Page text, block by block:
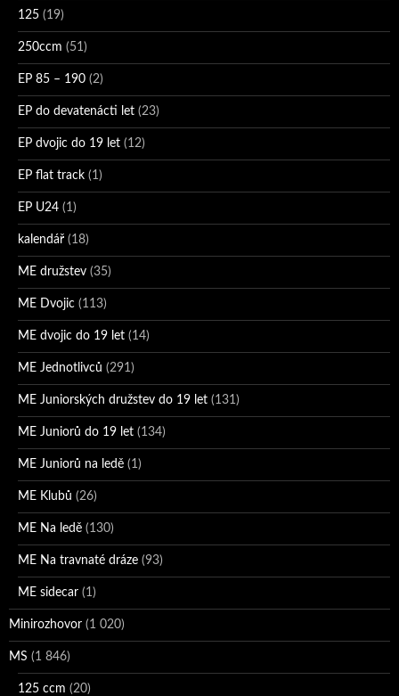
125 (19)
250ccm (51)
EP 85 – 190 (2)
EP do devatenácti let (23)
EP dvojic do 19 let (12)
EP flat track (1)
EP U24 (1)
kalendář (18)
ME družstev (35)
ME Dvojic (113)
ME dvojic do 19 let (14)
ME Jednotlivců (291)
ME Juniorských družstev do 19 let (131)
ME Juniorů do 19 let (134)
ME Juniorů na ledě (1)
ME Klubů (26)
ME Na ledě (130)
ME Na travnaté dráze (93)
ME sidecar (1)
Minirozhovor (1 020)
MS (1 846)
125 ccm (20)